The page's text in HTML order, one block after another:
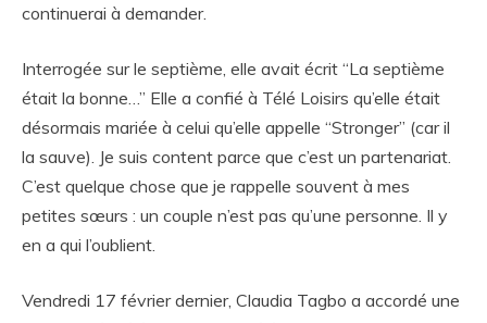
continuerai à demander.
Interrogée sur le septième, elle avait écrit “La septième
était la bonne…” Elle a confié à Télé Loisirs qu’elle était
désormais mariée à celui qu’elle appelle “Stronger” (car il
la sauve). Je suis content parce que c’est un partenariat.
C’est quelque chose que je rappelle souvent à mes
petites sœurs : un couple n’est pas qu’une personne. Il y
en a qui l’oublient.
Vendredi 17 février dernier, Claudia Tagbo a accordé une